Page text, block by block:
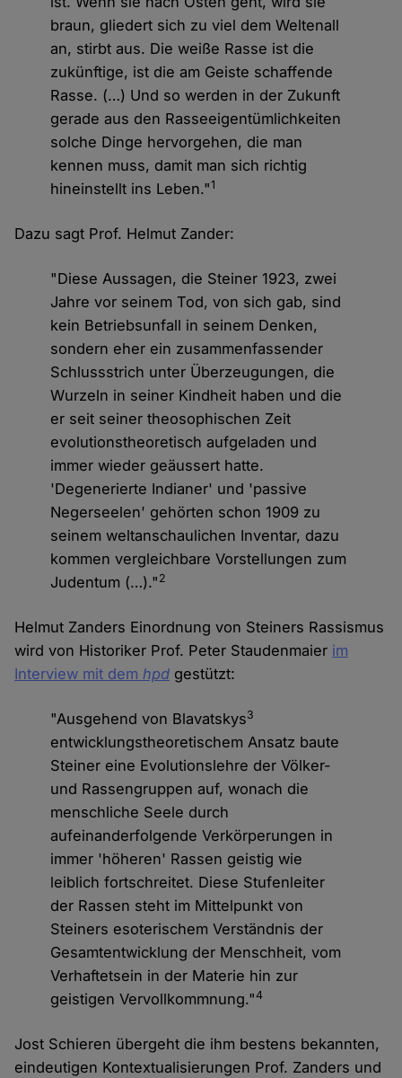
braun, gliedert sich zu viel dem Weltenall
an, stirbt aus. Die weiße Rasse ist die
zukünftige, ist die am Geiste schaffende
Rasse. (…) Und so werden in der Zukunft
gerade aus den Rasseeigentümlichkeiten
solche Dinge hervorgehen, die man
kennen muss, damit man sich richtig
hineinstellt ins Leben."1
Dazu sagt Prof. Helmut Zander:
"Diese Aussagen, die Steiner 1923, zwei
Jahre vor seinem Tod, von sich gab, sind
kein Betriebsunfall in seinem Denken,
sondern eher ein zusammenfassender
Schlussstrich unter Überzeugungen, die
Wurzeln in seiner Kindheit haben und die
er seit seiner theosophischen Zeit
evolutionstheoretisch aufgeladen und
immer wieder geäussert hatte.
'Degenerierte Indianer' und 'passive
Negerseelen' gehörten schon 1909 zu
seinem weltanschaulichen Inventar, dazu
kommen vergleichbare Vorstellungen zum
Judentum (…)." 2
Helmut Zanders Einordnung von Steiners Rassismus
wird von Historiker Prof. Peter Staudenmaier im
Interview mit demhpd gestützt:
"Ausgehend von Blavatskys3
entwicklungstheoretischem Ansatz baute
Steiner eine Evolutionslehre der Völker-
und Rassengruppen auf, wonach die
menschliche Seele durch
aufeinanderfolgende Verkörperungen in
immer 'höheren' Rassen geistig wie
leiblich fortschreitet. Diese Stufenleiter
der Rassen steht im Mittelpunkt von
Steiners esoterischem Verständnis der
Gesamtentwicklung der Menschheit, vom
Verhaftetsein in der Materie hin zur
geistigen Vervollkommnung."4
Jost Schieren übergeht die ihm bestens bekannten,
eindeutigen Kontextualisierungen Prof. Zanders und